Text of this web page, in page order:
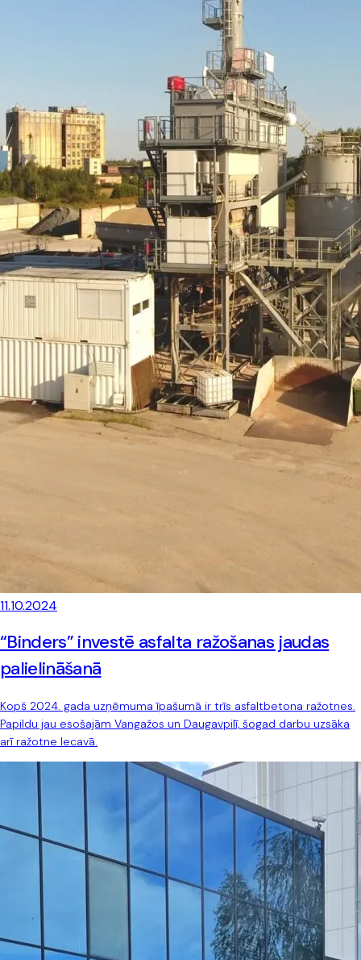
11.10.2024
“Binders” investē asfalta ražošanas jaudas
palielināšanā
Kopš 2024. gada uzņēmuma īpašumā ir trīs asfaltbetona ražotnes.
Papildu jau esošajām Vangažos un Daugavpilī, šogad darbu uzsāka
arī ražotne Iecavā.